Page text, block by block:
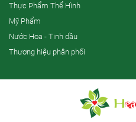
Thực Phẩm Thể Hình
Mỹ Phẩm
Nước Hoa - Tinh dầu
Thương hiệu phân phối